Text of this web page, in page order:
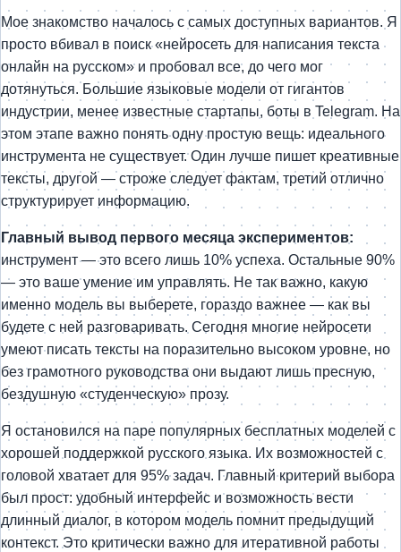
Мое знакомство началось с самых доступных вариантов. Я
просто вбивал в поиск «нейросеть для написания текста
онлайн на русском» и пробовал все, до чего мог
дотянуться. Большие языковые модели от гигантов
индустрии, менее известные стартапы, боты в Telegram. На
этом этапе важно понять одну простую вещь: идеального
инструмента не существует. Один лучше пишет креативные
тексты, другой — строже следует фактам, третий отлично
структурирует информацию.
Главный вывод первого месяца экспериментов:
инструмент — это всего лишь 10% успеха. Остальные 90%
— это ваше умение им управлять. Не так важно, какую
именно модель вы выберете, гораздо важнее — как вы
будете с ней разговаривать. Сегодня многие нейросети
умеют писать тексты на поразительно высоком уровне, но
без грамотного руководства они выдают лишь пресную,
бездушную «студенческую» прозу.
Я остановился на паре популярных бесплатных моделей с
хорошей поддержкой русского языка. Их возможностей с
головой хватает для 95% задач. Главный критерий выбора
был прост: удобный интерфейс и возможность вести
длинный диалог, в котором модель помнит предыдущий
контекст. Это критически важно для итеративной работы